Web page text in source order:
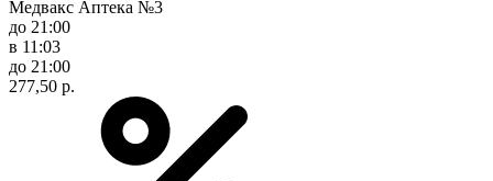
Медвакс Аптека №3
до 21:00
в 11:03
до 21:00
277,50 р.